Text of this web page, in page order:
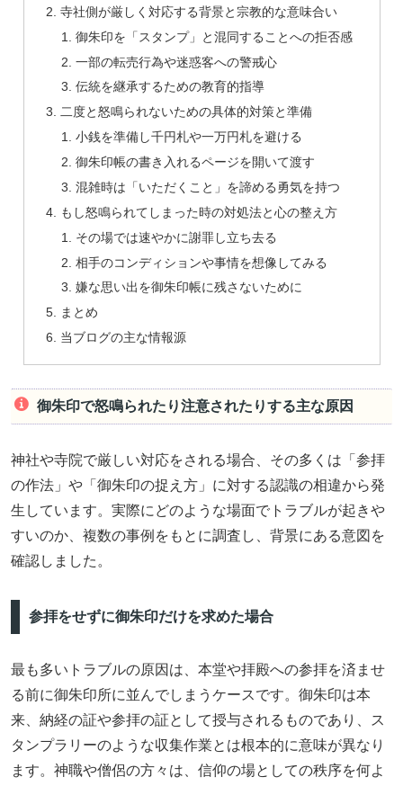
寺社側が厳しく対応する背景と宗教的な意味合い
御朱印を「スタンプ」と混同することへの拒否感
一部の転売行為や迷惑客への警戒心
伝統を継承するための教育的指導
二度と怒鳴られないための具体的対策と準備
小銭を準備し千円札や一万円札を避ける
御朱印帳の書き入れるページを開いて渡す
混雑時は「いただくこと」を諦める勇気を持つ
もし怒鳴られてしまった時の対処法と心の整え方
その場では速やかに謝罪し立ち去る
相手のコンディションや事情を想像してみる
嫌な思い出を御朱印帳に残さないために
まとめ
当ブログの主な情報源
御朱印で怒鳴られたり注意されたりする主な原因
神社や寺院で厳しい対応をされる場合、その多くは「参拝
の作法」や「御朱印の捉え方」に対する認識の相違から発
生しています。実際にどのような場面でトラブルが起きや
すいのか、複数の事例をもとに調査し、背景にある意図を
確認しました。
参拝をせずに御朱印だけを求めた場合
最も多いトラブルの原因は、本堂や拝殿への参拝を済ませ
る前に御朱印所に並んでしまうケースです。御朱印は本
来、納経の証や参拝の証として授与されるものであり、ス
タンプラリーのような収集作業とは根本的に意味が異なり
ます。神職や僧侶の方々は、信仰の場としての秩序を何よ